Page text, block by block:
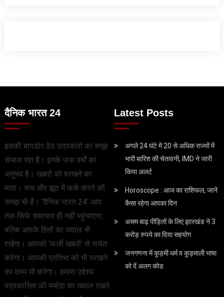
दैनिक भारत 24
इसकी बागडोर ठेठ पत्रकारों का समूह
संभाल रहा है। इनके पास वर्षों का
अनुभव है। खबरों को परखने का
मादा। सच और झूठ में फर्क करने की
समझ भी है। ‘दैनिक भारत 24’ आप
तक सिर्फ समाचार ही नहीं पहुंचाएगा,
बल्कि आपके हितों का ख्याल भी
रखेगा। आपको ‘फर्जी खबरों’ से सचेत
करेगा। आपकी प्रतिभा को भी परखने
का काम भी करेगा। हमारा उद्देश्य
पत्रकारिता की मर्यादा का ख्याल रखते
Latest Posts
अगले 24 घंटे में 20 से अधिक राज्यों में
भारी बारिश की चेतावनी, IMD ने जारी
किया अलर्ट
Horoscope : आज का राशिफल, जानें
कैसा रहेगा आपका दिन
असम बाढ़ पीड़ितों के लिए झारखंड ने 3
करोड़ रुपये का दिया सहयोग
जनगणना में कुड़मी धर्म व कुड़माली भाषा
को दें अलग कोड